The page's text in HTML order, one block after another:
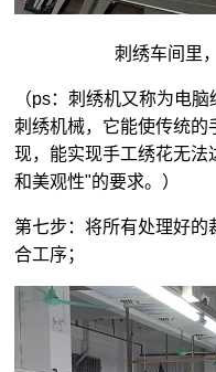
刺绣车间里
（ps：刺绣机又称为电
刺绣机械，它能使传统的
现，能实现手工绣花无法
和美观性"的要求。）
第七步：将所有处理好的
合工序；